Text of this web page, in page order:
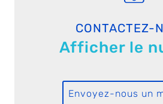
CONTACTEZ-
Afficher le
Envoyez-nous un